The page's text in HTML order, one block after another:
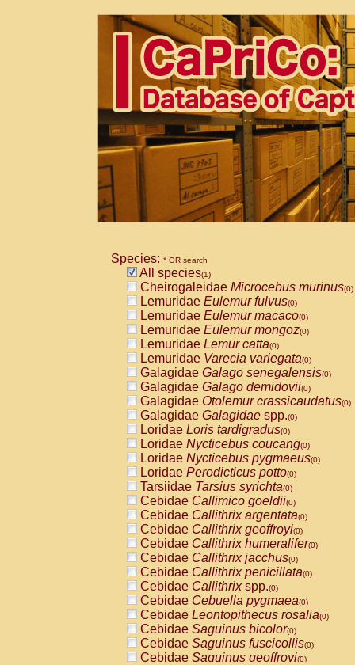
Species: * OR search
All species(1)
Cheirogaleidae Microcebus murinus(0)
Lemuridae Eulemur fulvus(0)
Lemuridae Eulemur macaco(0)
Lemuridae Eulemur mongoz(0)
Lemuridae Lemur catta(0)
Lemuridae Varecia variegata(0)
Galagidae Galago senegalensis(0)
Galagidae Galago demidovii(0)
Galagidae Otolemur crassicaudatus(0)
Galagidae Galagidae spp.(0)
Loridae Loris tardigradus(0)
Loridae Nycticebus coucang(0)
Loridae Nycticebus pygmaeus(0)
Loridae Perodicticus potto(0)
Tarsiidae Tarsius syrichta(0)
Cebidae Callimico goeldii(0)
Cebidae Callithrix argentata(0)
Cebidae Callithrix geoffroyi(0)
Cebidae Callithrix humeralifer(0)
Cebidae Callithrix jacchus(0)
Cebidae Callithrix penicillata(0)
Cebidae Callithrixspp.(0)
Cebidae Cebuella pygmaea(0)
Cebidae Leontopithecus rosalia(0)
Cebidae Saguinus bicolor(0)
Cebidae Saguinus fuscicollis(0)
Cebidae Saguinus geoffroyi(0)